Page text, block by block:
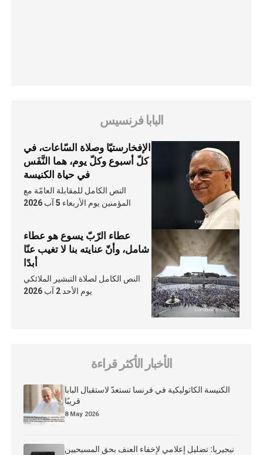
البابا فرنسيس
الإفخارستيّا وصلاة السّاعات، في
كلّ أسبوع وكلّ يوم، هما النَّفَس
في حياة الكنيسة
النص الكامل للمقابلة العامّة مع
المؤمنين يوم الأربعاء 5 آب 2026
عطاء الرّبّ يسوع هو عطاء
شامل، وأنّ عنايته بنا لا تغيب عنّا
أبدًا
النص الكامل لصلاة التبشير الملائكي
يوم الأحد 2 آب 2026
الأخبار الأكثر قراءة
الكنيسة الكاثوليكية في فرنسا تستعدّ لاستقبال البابا
قريبًا
8 May 2026
نيجيريا: تضليل إعلامي لإخفاء العنف بحق المسيحيين